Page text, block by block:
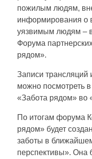
м
п
а
р
т
н
пожилым людям,
информирования о
уязвимым людям –
Форума
рядом».
Записи
можно посмотреть
«Забота рядом» во
По итогам форума
рядом» будет
заботы в
перспективы». Она